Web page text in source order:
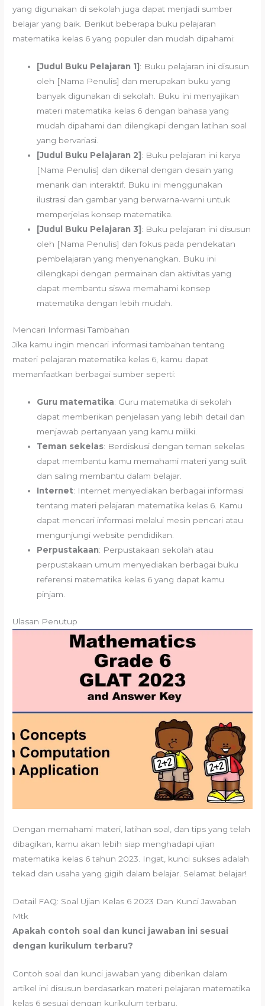
yang digunakan di sekolah juga dapat menjadi sumber
belajar yang baik. Berikut beberapa buku pelajaran
matematika kelas 6 yang populer dan mudah dipahami:
[Judul Buku Pelajaran 1] : Buku pelajaran ini disusun
oleh [Nama Penulis] dan merupakan buku yang
banyak digunakan di sekolah. Buku ini menyajikan
materi matematika kelas 6 dengan bahasa yang
mudah dipahami dan dilengkapi dengan latihan soal
yang bervariasi.
[Judul Buku Pelajaran 2] : Buku pelajaran ini karya
[Nama Penulis] dan dikenal dengan desain yang
menarik dan interaktif. Buku ini menggunakan
ilustrasi dan gambar yang berwarna-warni untuk
memperjelas konsep matematika.
[Judul Buku Pelajaran 3] : Buku pelajaran ini disusun
oleh [Nama Penulis] dan fokus pada pendekatan
pembelajaran yang menyenangkan. Buku ini
dilengkapi dengan permainan dan aktivitas yang
dapat membantu siswa memahami konsep
matematika dengan lebih mudah.
Mencari Informasi Tambahan
Jika kamu ingin mencari informasi tambahan tentang
materi pelajaran matematika kelas 6, kamu dapat
memanfaatkan berbagai sumber seperti:
Guru matematika: Guru matematika di sekolah
dapat memberikan penjelasan yang lebih detail dan
menjawab pertanyaan yang kamu miliki.
Teman sekelas: Berdiskusi dengan teman sekelas
dapat membantu kamu memahami materi yang sulit
dan saling membantu dalam belajar.
Internet: Internet menyediakan berbagai informasi
tentang materi pelajaran matematika kelas 6. Kamu
dapat mencari informasi melalui mesin pencari atau
mengunjungi website pendidikan.
Perpustakaan: Perpustakaan sekolah atau
perpustakaan umum menyediakan berbagai buku
referensi matematika kelas 6 yang dapat kamu
pinjam.
Ulasan Penutup
Dengan memahami materi, latihan soal, dan tips yang telah
dibagikan, kamu akan lebih siap menghadapi ujian
matematika kelas 6 tahun 2023. Ingat, kunci sukses adalah
tekad dan usaha yang gigih dalam belajar. Selamat belajar!
Detail FAQ: Soal Ujian Kelas 6 2023 Dan Kunci Jawaban
Mtk
Apakah contoh soal dan kunci jawaban ini sesuai
dengan kurikulum terbaru?
Contoh soal dan kunci jawaban yang diberikan dalam
artikel ini disusun berdasarkan materi pelajaran matematika
kelas 6 sesuai dengan kurikulum terbaru.